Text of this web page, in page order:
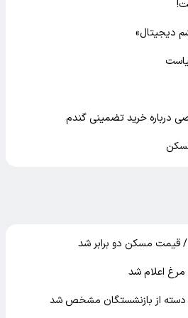
دیجیتال»
خرید تضمینی گندم
قیمت مسکن دو برابر شد
اعلام شد
دسته از بازنشستگان مشخص شد